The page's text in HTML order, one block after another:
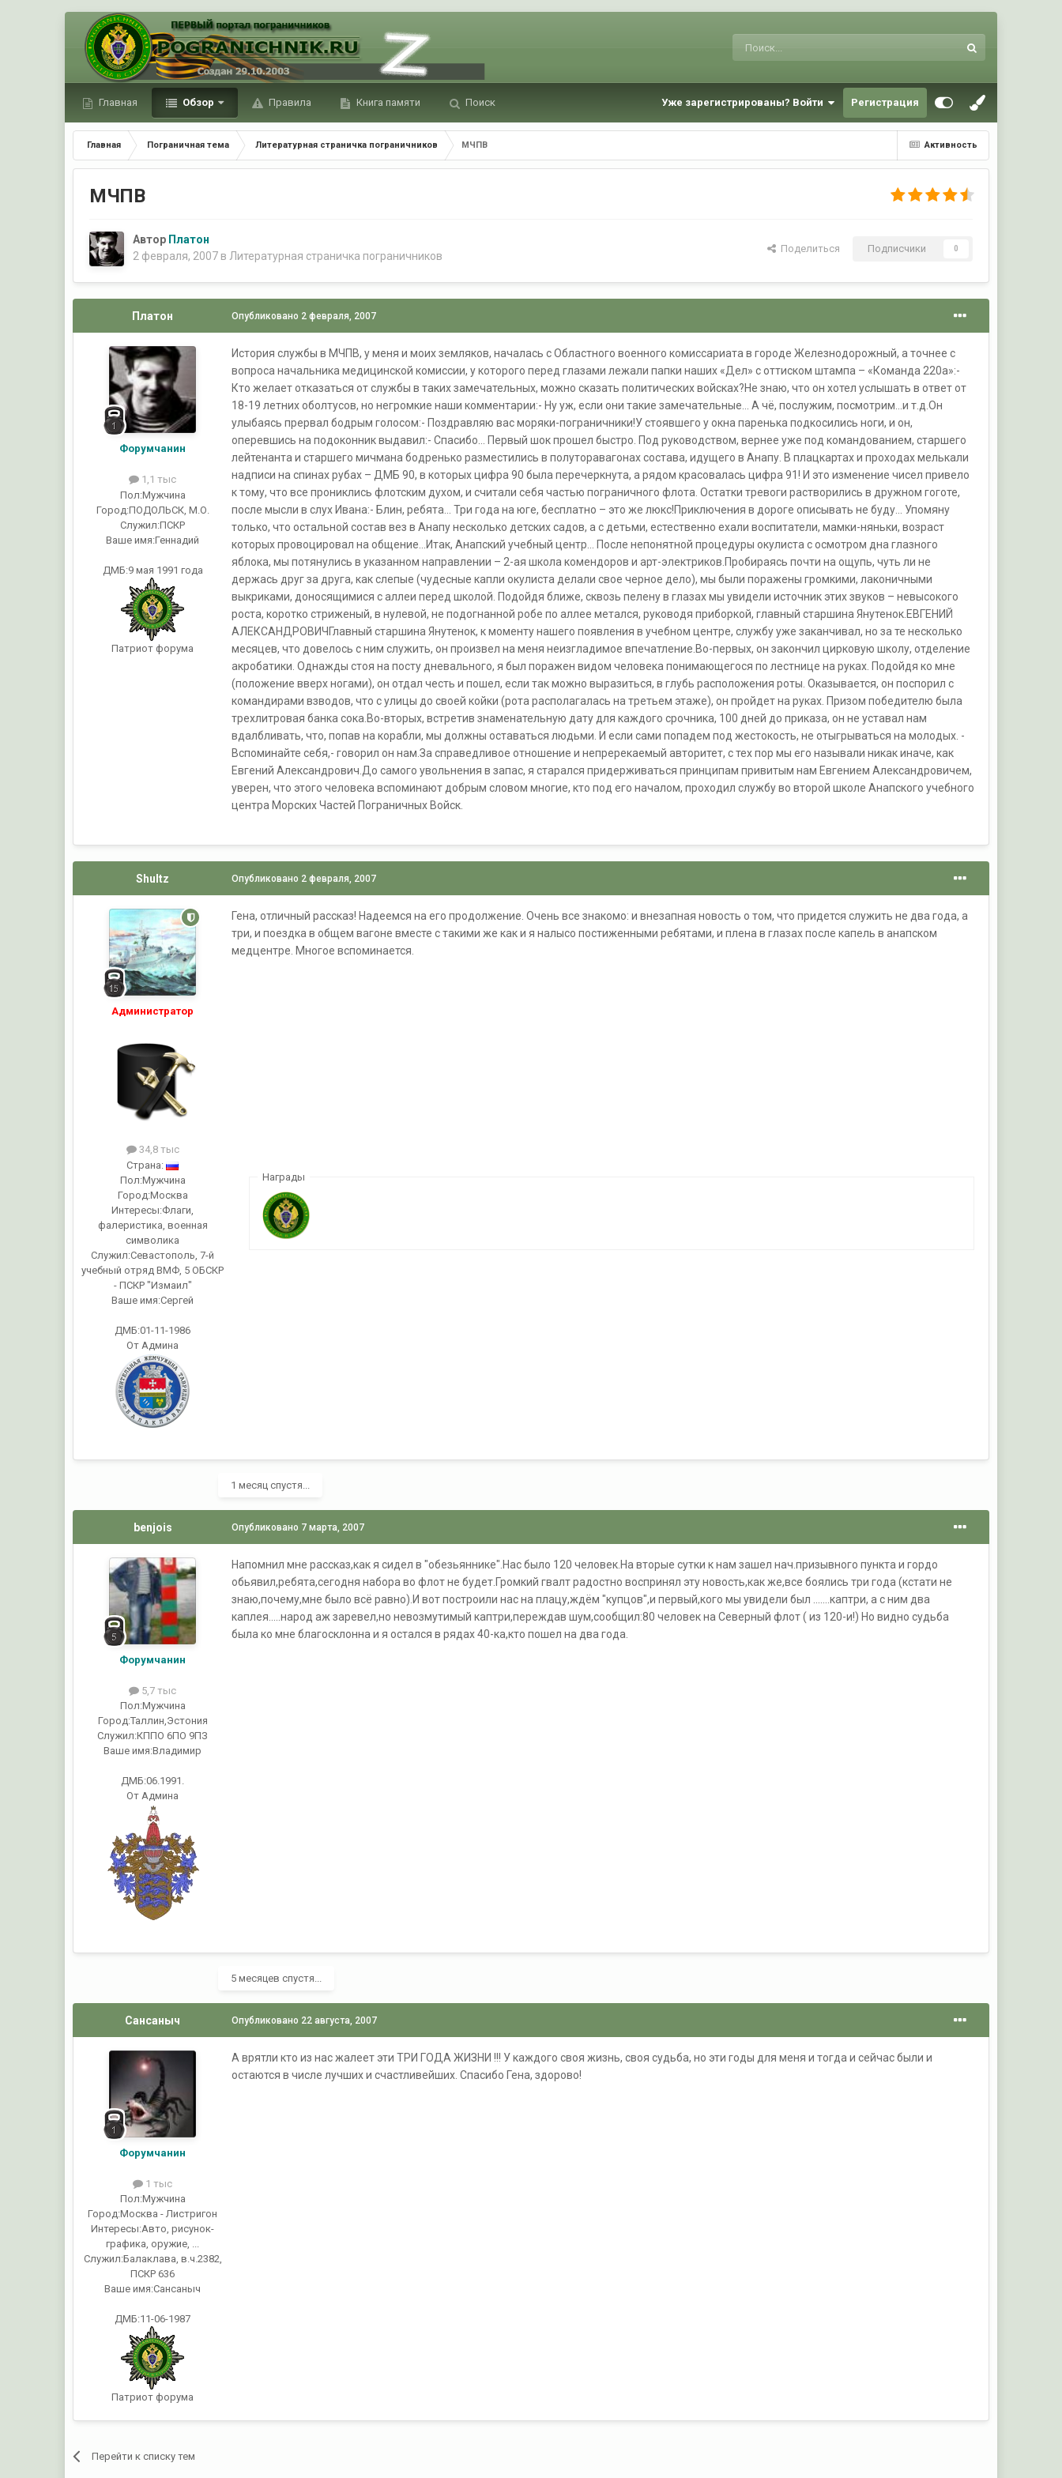
Главная Обзор Правила Книга памяти Поиск Уже зарегистрированы? Войти Регистрация
Активность
Главная Пограничная тема Литературная страничка пограничников МЧПВ
МЧПВ
Автор Платон
2 февраля, 2007 вЛитературная страничка пограничников
Поделиться Подписчики 0
Платон
Форумчанин
1,1 тыс
Пол:Мужчина
Город:ПОДОЛЬСК, М.О.
Служил:ПСКР
Ваше имя:Геннадий
ДМБ:9 мая 1991 года
Патриот форума
Опубликовано 2 февраля, 2007
История службы в МЧПВ, у меня и моих земляков, началась с Областного военного комиссариата в городе Железнодорожный, а точнее с
вопроса начальника медицинской комиссии, у которого перед глазами лежали папки наших «Дел» с оттиском штампа – «Команда 220а»:-
Кто желает отказаться от службы в таких замечательных, можно сказать политических войсках?Не знаю, что он хотел услышать в ответ от
18-19 летних оболтусов, но негромкие наши комментарии:- Ну уж, если они такие замечательные... А чё, послужим, посмотрим...и т.д.Он
улыбаясь прервал бодрым голосом:- Поздравляю вас моряки-пограничники!У стоявшего у окна паренька подкосились ноги, и он,
оперевшись на подоконник выдавил:- Спасибо... Первый шок прошел быстро. Под руководством, вернее уже под командованием, старшего
лейтенанта и старшего мичмана бодренько разместились в полуторавагонах состава, идущего в Анапу. В плацкартах и проходах мелькали
надписи на спинах рубах – ДМБ 90, в которых цифра 90 была перечеркнута, а рядом красовалась цифра 91! И это изменение чисел привело
к тому, что все прониклись флотским духом, и считали себя частью пограничного флота. Остатки тревоги растворились в дружном гоготе,
после мысли в слух Ивана:- Блин, ребята... Три года на юге, бесплатно – это же люкс!Приключения в дороге описывать не буду... Упомяну
только, что остальной состав вез в Анапу несколько детских садов, а с детьми, естественно ехали воспитатели, мамки-няньки, возраст
которых провоцировал на общение...Итак, Анапский учебный центр... После непонятной процедуры окулиста с осмотром дна глазного
яблока, мы потянулись в указанном направлении – 2-ая школа комендоров и арт-электриков.Пробираясь почти на ощупь, чуть ли не
держась друг за друга, как слепые (чудесные капли окулиста делали свое черное дело), мы были поражены громкими, лаконичными
выкриками, доносящимися с аллеи перед школой. Подойдя ближе, сквозь пелену в глазах мы увидели источник этих звуков – невысокого
роста, коротко стриженый, в нулевой, не подогнанной робе по аллее метался, руководя приборкой, главный старшина Янутенок.ЕВГЕНИЙ
АЛЕКСАНДРОВИЧГлавный старшина Янутенок, к моменту нашего появления в учебном центре, службу уже заканчивал, но за те несколько
месяцев, что довелось с ним служить, он произвел на меня неизгладимое впечатление.Во-первых, он закончил цирковую школу, отделение
акробатики. Однажды стоя на посту дневального, я был поражен видом человека понимающегося по лестнице на руках. Подойдя ко мне
(положение вверх ногами), он отдал честь и пошел, если так можно выразиться, в глубь расположения роты. Оказывается, он поспорил с
командирами взводов, что с улицы до своей койки (рота располагалась на третьем этаже), он пройдет на руках. Призом победителю была
трехлитровая банка сока.Во-вторых, встретив знаменательную дату для каждого срочника, 100 дней до приказа, он не уставал нам
вдалбливать, что, попав на корабли, мы должны оставаться людьми. И если сами попадем под жестокость, не отыгрываться на молодых. -
Вспоминайте себя,- говорил он нам.За справедливое отношение и непререкаемый авторитет, с тех пор мы его называли никак иначе, как
Евгений Александрович.До самого увольнения в запас, я старался придерживаться принципам привитым нам Евгением Александровичем,
уверен, что этого человека вспоминают добрым словом многие, кто под его началом, проходил службу во второй школе Анапского учебного
центра Морских Частей Пограничных Войск.
Shultz
Администратор
34,8 тыс
Страна:
Пол:Мужчина
Город:Москва
Интересы:Флаги,
фалеристика, военная
символика
Служил:Севастополь, 7-й
учебный отряд ВМФ, 5 ОБСКР
- ПСКР "Измаил"
Ваше имя:Сергей
ДМБ:01-11-1986
От Админа
Опубликовано 2 февраля, 2007
Гена, отличный рассказ! Надеемся на его продолжение. Очень все знакомо: и внезапная новость о том, что придется служить не два года, а
три, и поездка в общем вагоне вместе с такими же как и я налысо постиженными ребятами, и плена в глазах после капель в анапском
медцентре. Многое вспоминается.
Награды
1 месяц спустя...
benjois
Форумчанин
5,7 тыс
Пол:Мужчина
Город:Таллин,Эстония
Служил:КППО 6ПО 9ПЗ
Ваше имя:Владимир
ДМБ:06.1991.
От Админа
Опубликовано 7 марта, 2007
Напомнил мне рассказ,как я сидел в "обезьяннике".Нас было 120 человек.На вторые сутки к нам зашел нач.призывного пункта и гордо
обьявил,ребята,сегодня набора во флот не будет.Громкий гвалт радостно воспринял эту новость,как же,все боялись три года (кстати не
знаю,почему,мне было всё равно).И вот построили нас на плацу,ждём "купцов",и первый,кого мы увидели был .......каптри, а с ним два
каплея.....народ аж заревел,но невозмутимый каптри,переждав шум,сообщил:80 человек на Северный флот ( из 120-и!) Но видно судьба
была ко мне благосклонна и я остался в рядах 40-ка,кто пошел на два года.
5 месяцев спустя...
Сансаныч
Форумчанин
1 тыс
Пол:Мужчина
Город:Москва - Листригон
Интересы:Авто, рисунок-
графика, оружие, ...
Служил:Балаклава, в.ч.2382,
ПСКР 636
Ваше имя:Сансаныч
ДМБ:11-06-1987
Патриот форума
Опубликовано 22 августа, 2007
А врятли кто из нас жалеет эти ТРИ ГОДА ЖИЗНИ !!! У каждого своя жизнь, своя судьба, но эти годы для меня и тогда и сейчас были и
остаются в числе лучших и счастливейших. Спасибо Гена, здорово!
Перейти к списку тем